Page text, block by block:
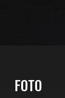
FOTO